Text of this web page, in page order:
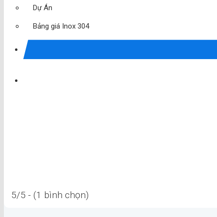
Dự Án
Bảng giá Inox 304
5/5 - (1 bình chọn)